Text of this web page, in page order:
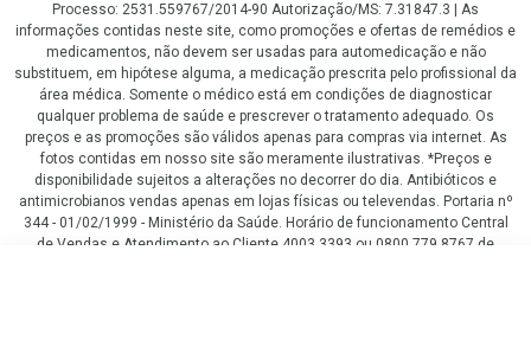
Processo: 2531.559767/2014-90 Autorização/MS: 7.31847.3 | As
informações contidas neste site, como promoções e ofertas de remédios e
medicamentos, não devem ser usadas para automedicação e não
substituem, em hipótese alguma, a medicação prescrita pelo profissional da
área médica. Somente o médico está em condições de diagnosticar
qualquer problema de saúde e prescrever o tratamento adequado. Os
preços e as promoções são válidos apenas para compras via internet. As
fotos contidas em nosso site são meramente ilustrativas. *Preços e
disponibilidade sujeitos a alterações no decorrer do dia. Antibióticos e
antimicrobianos vendas apenas em lojas físicas ou televendas. Portaria nº
344 - 01/02/1999 - Ministério da Saúde. Horário de funcionamento Central
de Vendas e Atendimento ao Cliente 4003 3393 ou 0800 779 8767 de